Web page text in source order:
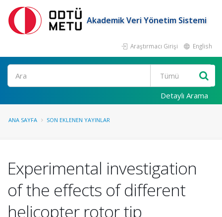
Akademik Veri Yönetim Sistemi
Araştırmacı Girişi English
Ara
Detaylı Arama
ANA SAYFA SON EKLENEN YAYINLAR
Experimental investigation
of the effects of different
helicopter rotor tip